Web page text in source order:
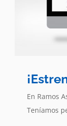
En Ramos
Teníamos